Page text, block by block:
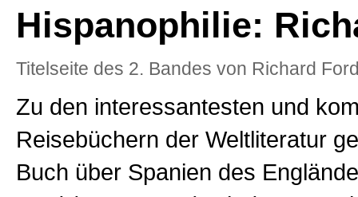
Hispanophilie:
Titelseite des 2. Bandes von Richard
Zu den interessantesten und
Reisebüchern der Weltliteratur
Buch über Spanien des